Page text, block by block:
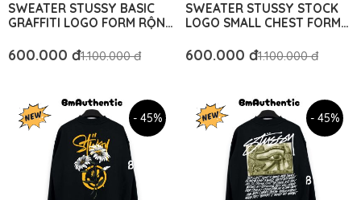
SWEATER STUSSY BASIC
GRAFFITI LOGO FORM RỘNG
600.000 đ1.100.000 đ
SWEATER STUSSY STOCK
LOGO SMALL CHEST FORM
600.000 đ1.100.000 đ
- 45% - 45%